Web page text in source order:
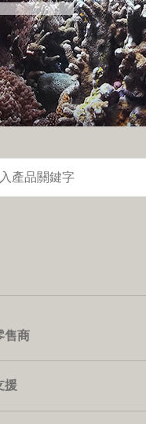
售商
援